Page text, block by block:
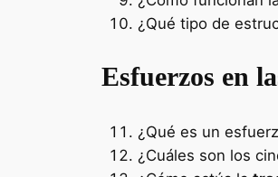
¿Qué tipo de
Esfuerzos en
¿Qué es un
¿Cuáles son los